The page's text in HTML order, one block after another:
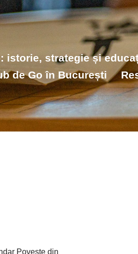
istorie, strategie și
de Go în București
Poveste din